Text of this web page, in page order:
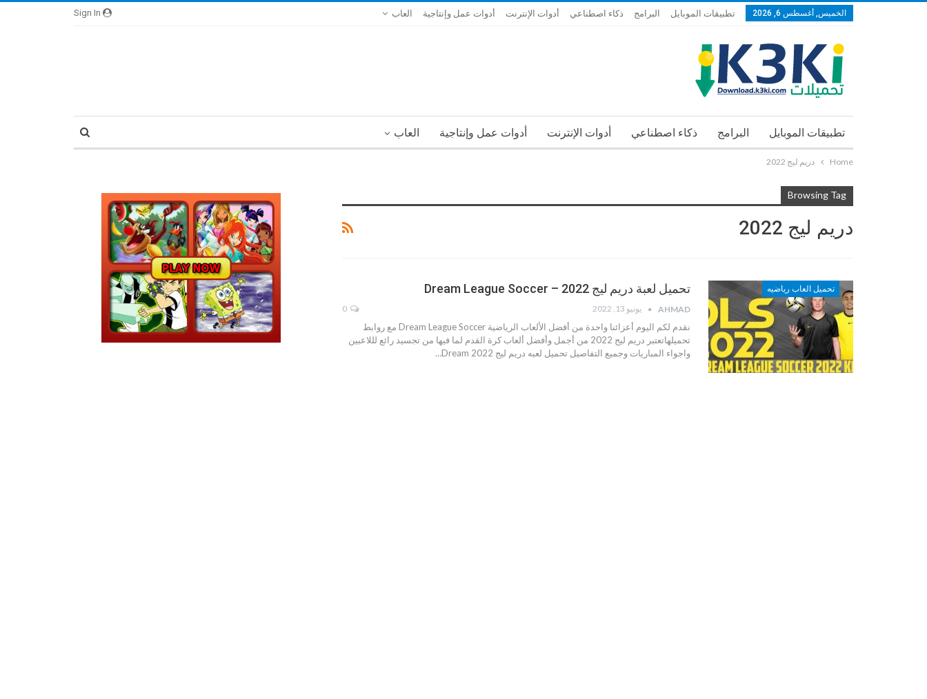
الخميس, أغسطس 6, 2026 تطبيقات الموبايل البرامج ذكاء اصطناعي أدوات الإنترنت أدوات عمل وإنتاجية العاب
تطبيقات الموبايل البرامج ذكاء اصطناعي أدوات الإنترنت أدوات عمل وإنتاجية العاب
Home دريم ليج 2022
Browsing Tag
دريم ليج 2022
تحميل العاب رياضيه تحميل لعبة دريم ليج 2022 – Dream League Soccer
AHMAD يونيو 13, 2022 0
نقدم لكم اليوم أعزائنا واحدة من أفضل الألعاب الرياضية Dream League Soccer مع روابط
تحميلهاتعتبر دريم ليج 2022 من أجمل وأفضل ألعاب كرة القدم لما فيها من تجسيد رائع لللاعبين
واجواء المباريات وجميع التفاصيل تحميل لعبه دريم ليج 2022 Dream
…